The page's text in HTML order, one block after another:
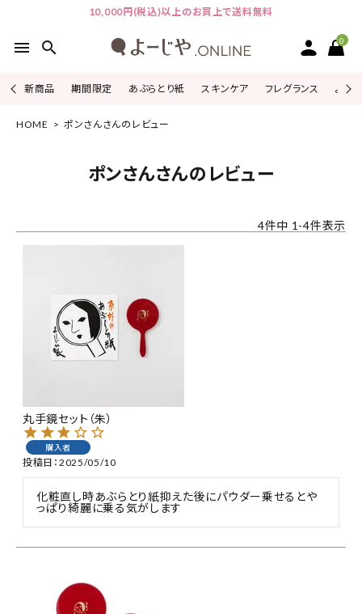
10,000円(税込)以上のお買上で送料無料
menu search 0
新商品 期間限定 あぶらとり紙 スキンケア フレグランス よじ
ACCOUNT MENU
ピックアップ
シリーズから探す
よーじやについて
お知らせ
ご利用ガイド
お客さま向け窓口(お問い合わせ)
メディアさま向け窓口
HOME ポンさんさんのレビュー
ポンさんさんのレビュー
4件中 1 -4件表示
丸手鏡セット（朱）
購入者
投稿日 2025/05/10
化粧直し時あぶらとり紙抑えた後にパウダー乗せるとや
っぱり綺麗に乗る気がします